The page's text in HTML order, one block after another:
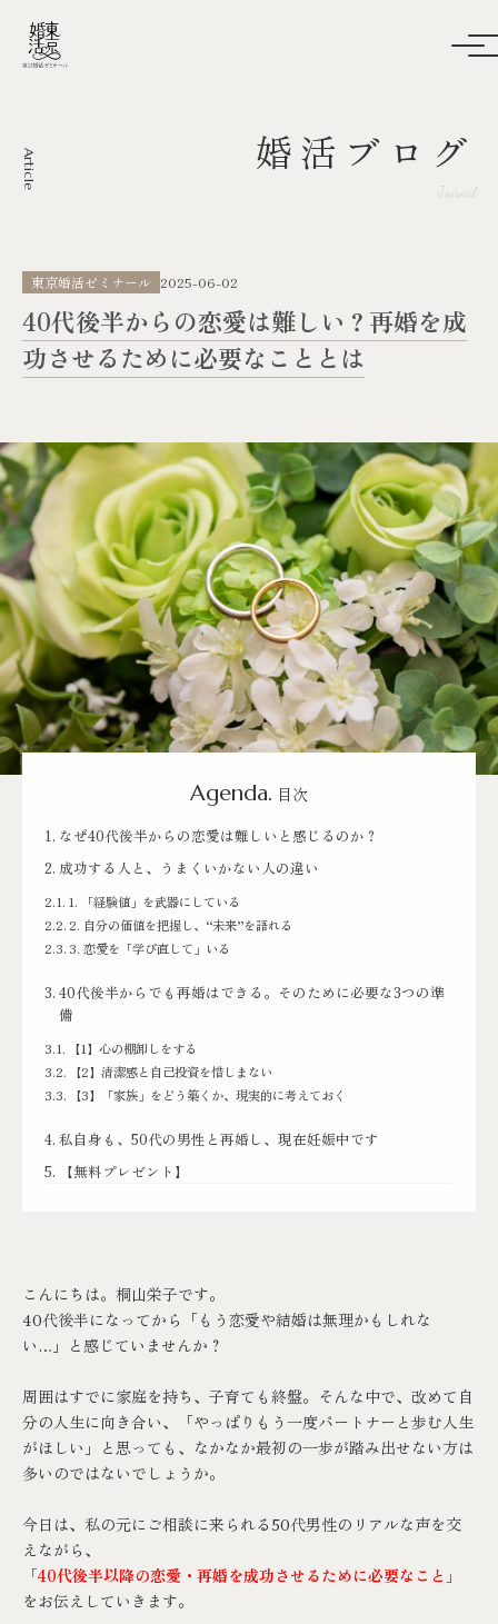
Article 婚活ブログ
Journal
東京婚活ゼミナール 2025-06-02
40代後半からの恋愛は難しい？再婚を成
功させるために必要なこととは
Agenda. 目次
なぜ40代後半からの恋愛は難しいと感じるのか？
成功する人と、うまくいかない人の違い
1. 「経験値」を武器にしている
2. 自分の価値を把握し、“未来”を語れる
3. 恋愛を「学び直して」いる
40代後半からでも再婚はできる。そのために必要な3つの準
備
【1】心の棚卸しをする
【2】清潔感と自己投資を惜しまない
【3】「家族」をどう築くか、現実的に考えておく
私自身も、50代の男性と再婚し、現在妊娠中です
【無料プレゼント】
こんにちは。桐山栄子です。
40代後半になってから「もう恋愛や結婚は無理かもしれな
い…」と感じていませんか？
周囲はすでに家庭を持ち、子育ても終盤。そんな中で、改めて自
分の人生に向き合い、「やっぱりもう一度パートナーと歩む人生
がほしい」と思っても、なかなか最初の一歩が踏み出せない方は
多いのではないでしょうか。
今日は、私の元にご相談に来られる50代男性のリアルな声を交
えながら、
「40代後半以降の恋愛・再婚を成功させるために必要なこと」
をお伝えしていきます。